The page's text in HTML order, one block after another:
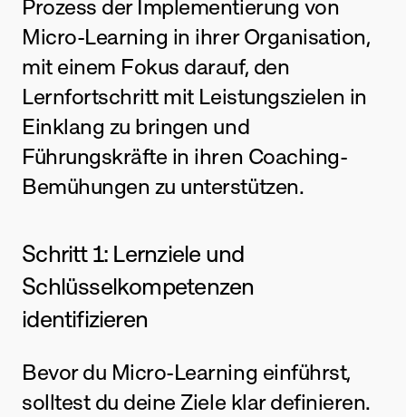
Prozess der Implementierung von
Micro-Learning in ihrer Organisation,
mit einem Fokus darauf, den
Lernfortschritt mit Leistungszielen in
Einklang zu bringen und
Führungskräfte in ihren Coaching-
Bemühungen zu unterstützen.
Schritt 1: Lernziele und
Schlüsselkompetenzen
identifizieren
Bevor du Micro-Learning einführst,
solltest du deine Ziele klar definieren.